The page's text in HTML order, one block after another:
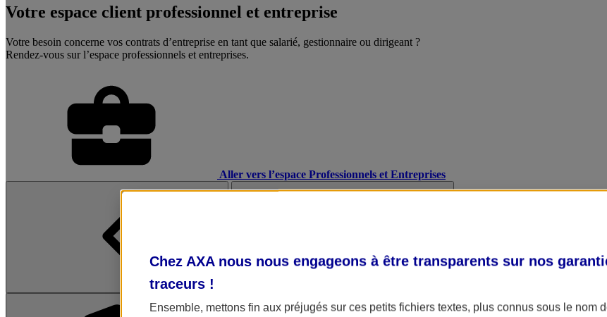
Votre espace client professionnel et entreprise
Votre besoin concerne vos contrats d’entreprise en tant que salarié, gestionnaire ou dirigeant ?
Rendez-vous sur l’espace professionnels et entreprises.
Aller vers l’espace Professionnels et Entreprises
Chez AXA nous nous engageons à être transparents sur nos
traceurs !
Ensemble, mettons fin aux préjugés sur ces petits fichiers textes, plus connus sous le nom